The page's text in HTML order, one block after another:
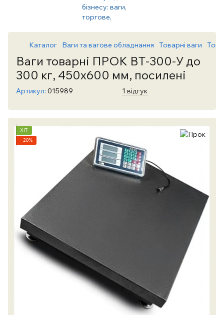
Каталог Ваги та вагове обладнання Товарні ваги
Ваги товарні ПРОК ВТ-300-У до
300 кг, 450х600 мм, посилені
Артикул: 015989 1 відгук
ХІТ
−20%